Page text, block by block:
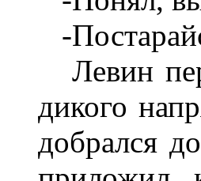
-
Левин
дикого
добрался